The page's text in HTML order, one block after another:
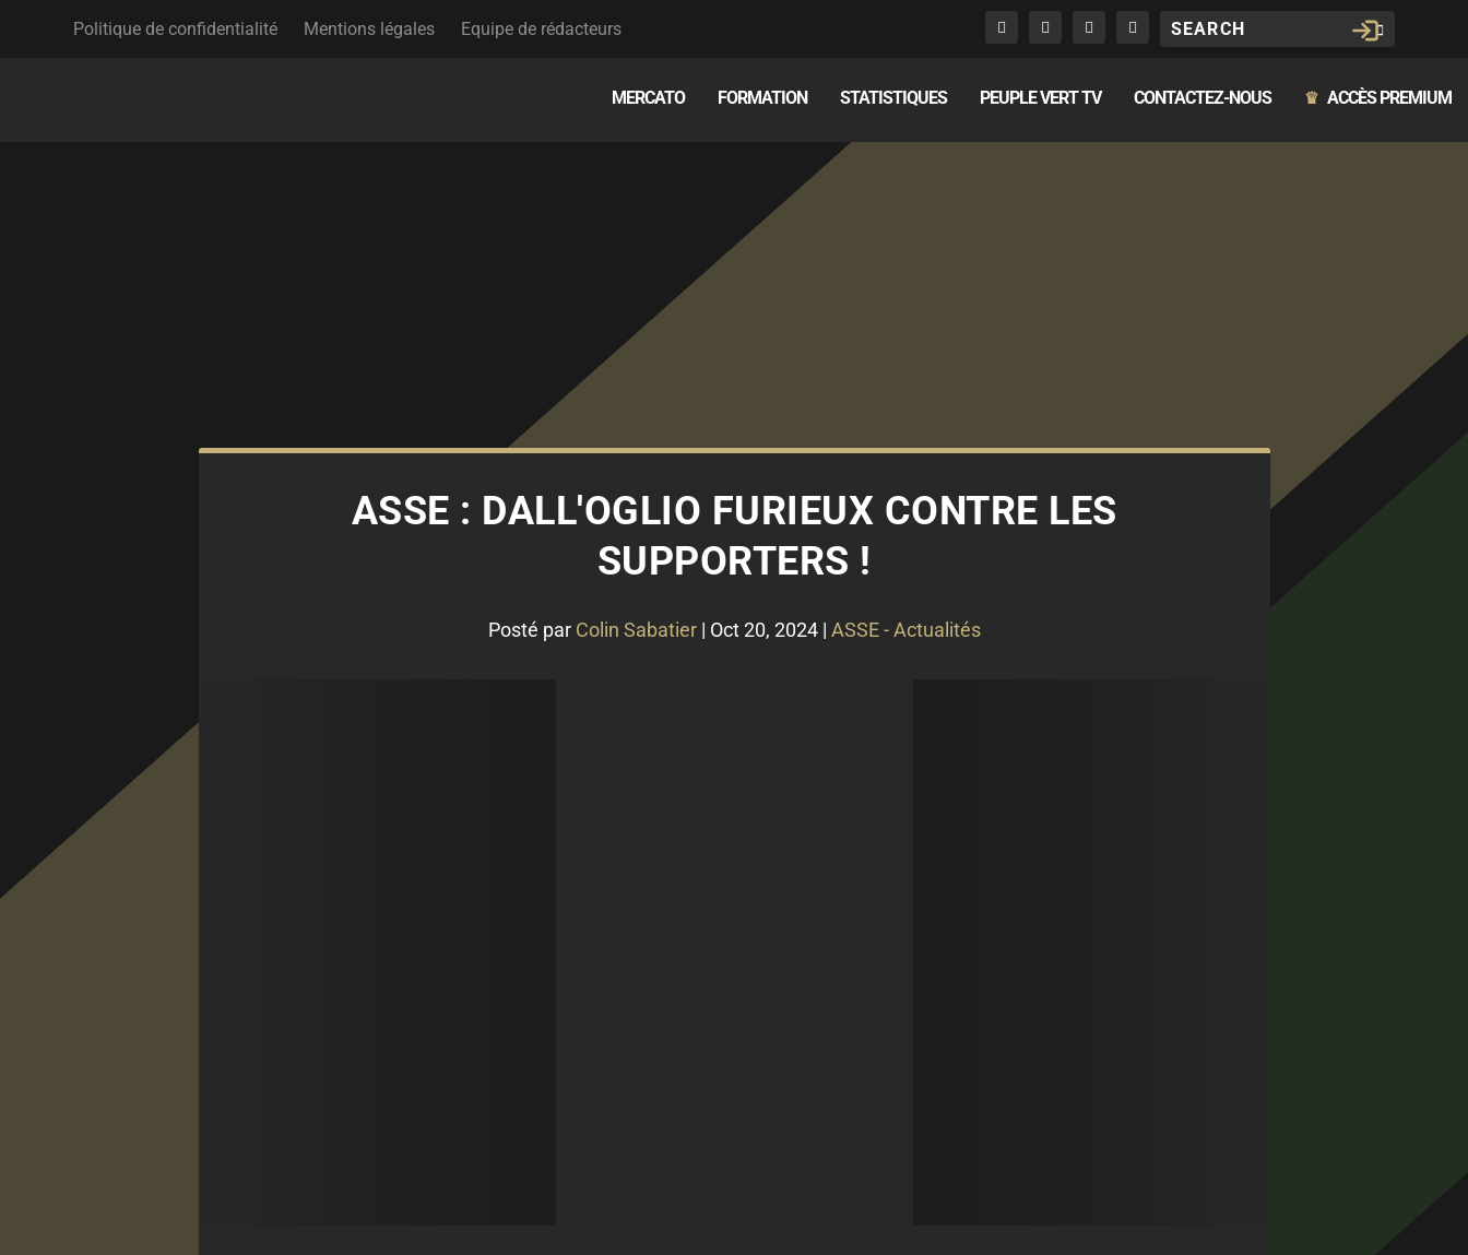
Politique de confidentialité Mentions légales Equipe de rédacteurs
MERCATO FORMATION STATISTIQUES PEUPLE VERT TV CONTACTEZ-NOUS ♛ ACCÈS PREMIUM
ASSE : DALL'OGLIO FURIEUX CONTRE LES
SUPPORTERS !
Posté par Colin Sabatier| Oct 20, 2024| ASSE - Actualités